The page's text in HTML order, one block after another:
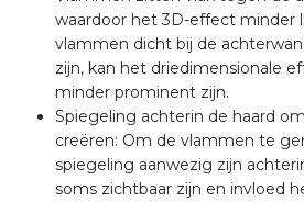
waardoor het 3D-effect minder
vlammen dicht bij de
zijn, kan het driedimensionale
minder prominent zijn.
Spiegeling achterin de haard
creëren: Om de vlammen te
spiegeling aanwezig zijn
soms zichtbaar zijn en invloed